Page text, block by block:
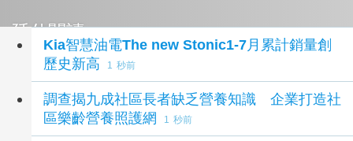
延伸閱讀
Kia智慧油電The new Stonic1-7月累計銷量創
歷史新高
1 秒前
調查揭九成社區長者缺乏營養知識 企業打造社
區樂齡營養照護網
1 秒前